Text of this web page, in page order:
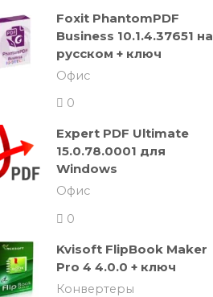
Foxit PhantomPDF
Business 10.1.4.37651 на
русском + ключ
Офис
0
Expert PDF Ultimate
15.0.78.0001 для
Windows
Офис
0
Kvisoft FlipBook Maker
Pro 4 4.0.0 + ключ
Конвертеры